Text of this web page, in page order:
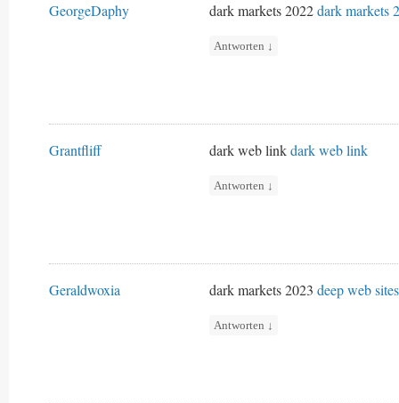
GeorgeDaphy dark markets 2022dark markets
Antworten ↓
Grantfliff dark web linkdark web link
Antworten ↓
Geraldwoxia dark markets 2023 deep web sites
Antworten ↓